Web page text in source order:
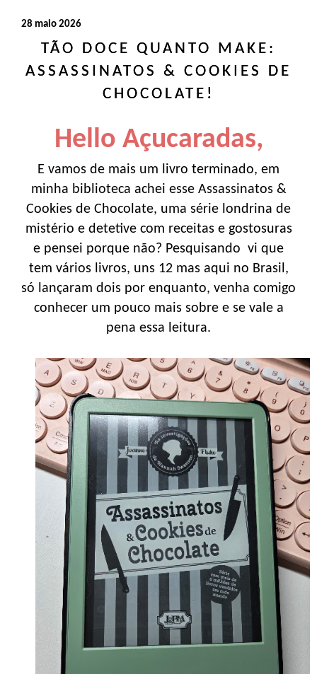
28 maio 2026
TÃO DOCE QUANTO MAKE:
ASSASSINATOS & COOKIES DE
CHOCOLATE!
Hello Açucaradas,
E vamos de mais um livro terminado, em
minha biblioteca achei esse Assassinatos &
Cookies de Chocolate, uma série londrina de
mistério e detetive com receitas e gostosuras
e pensei porque não? Pesquisando vi que
tem vários livros, uns 12 mas aqui no Brasil,
só lançaram dois por enquanto, venha comigo
conhecer um pouco mais sobre e se vale a
pena essa leitura.